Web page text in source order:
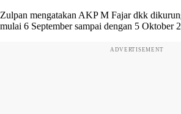
Zulpan mengatakan AKP M Fajar dkk
mulai 6 September sampai dengan 5 Oktober
ADVERTISEMENT